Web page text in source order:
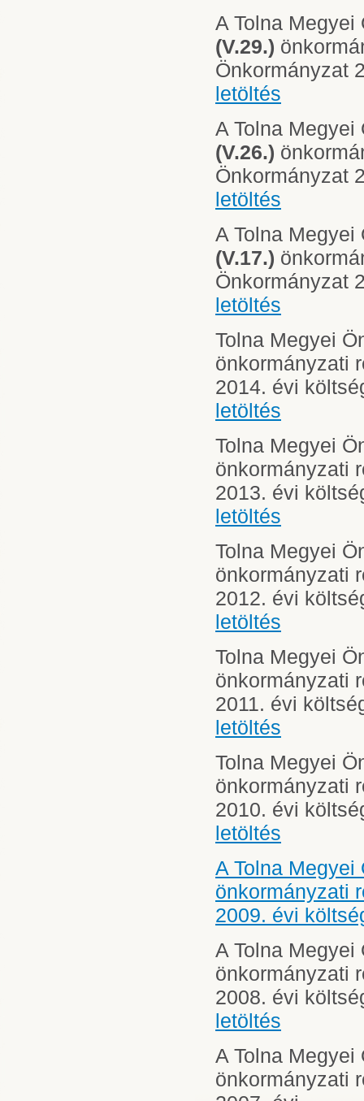
A Tolna
(V.29.)
Önkormányzat
letöltés
A Tolna
(V.26.)
Önkormányzat
letöltés
A Tolna
(V.17.)
Önkormányzat
letöltés
Tolna Megyei
önkormányzati
2014. évi
letöltés
Tolna Megyei
önkormányzati
2013. évi
letöltés
Tolna Megyei
önkormányzati
2012. évi
letöltés
Tolna Megyei
önkormányzati
2011. évi
letöltés
Tolna Megyei
önkormányzati
2010. évi
letöltés
A Tolna Megyei
önkormányzati
2009. évi
A Tolna
önkormányzati
2008. évi
letöltés
A Tolna
önkormányzati